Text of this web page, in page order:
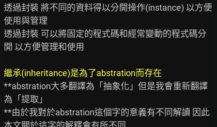
透過封裝 將不同的資料得以分開操作(instance) 以方便
使用與管理
透過封裝 可以將固定的程式碼和經常變動的程式碼分
開 以方便管理和使用
繼承(inheritance)是為了abstration而存在
**abstration大多翻譯為「抽象化」但是我會重新翻譯
為「提取」
**由於我對於abstration這個字的意義有不同解讀 因此